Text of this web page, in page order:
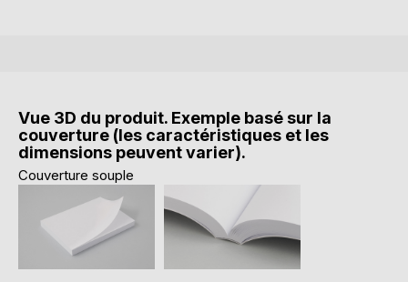
Vue 3D du produit. Exemple basé sur la
couverture (les caractéristiques et les
dimensions peuvent varier).
Couverture souple